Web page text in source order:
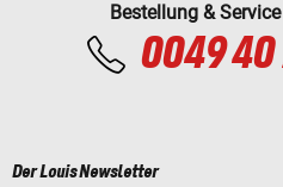
Bestellung &
0049 40
Der Louis Newsletter